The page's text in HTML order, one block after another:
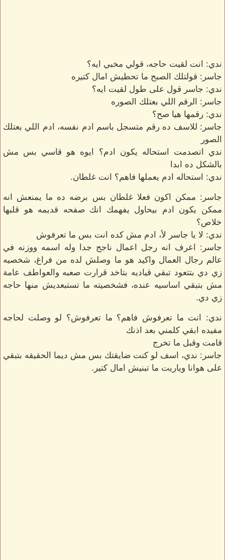
ندي: انت لقيت حاجه، قولي مخبي ايه؟
جاسر: قولتلك الصبح ما تحطيش امال كتيره
ندي: جاسر قول على طول لقيت ايه؟
جاسر: الرقم اللي بعتلك الصوره
ندي: رقمها هيا صح؟
جاسر: للاسف ده رقم متسجل باسم ادم نفسه، ادم اللي بعتلك
الصور
ندي اتصدمت استحاله يكون ادم؟ ايوه هو قاسي بس مش
بالشكل ده ابدا
ندي: استحاله ادم يعملها فاهم؟ انت غلطان.
جاسر: ممكن اكون فعلا غلطان بس برضه ده ما يمنعش انه
ممكن يكون ادم بيحاول يفهمك انك صفحه قديمه هو قلبها
خلاص؟
ندي: لا يا جاسر لأ، ادم مش كده انت بس ما تعرفوش
جاسر: اعرف انه رجل اعمال ناجح جدا وله اسمه ووزنه في
عالم رجال العمال واكيد هو ما وصلش لده من فراغ، شخصيه
زي دي بتتعود تبقي قياديه بتاخد قرارت صعبه والعواطف عامة
مش بتبقي اساسيه عنده، فشخصيته ما تستبعديش منها حاجه
زي دي.
ندي: انت ما تعرفوش فاهم؟ ما تعرفوش؟ لو وصلت لحاجه
مفيده ابقي كلمني بعد اذنك
قامت وقبل ما تخرج
جاسر: ندي، اسف لو كنت ضايقتك بس مش ديما الحقيقه بتبقي
على هوانا وياريت ما تبنيش امال كتير.